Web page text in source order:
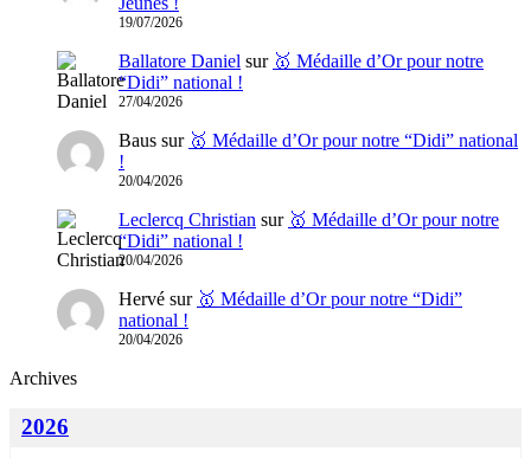
19/07/2026
Ballatore Daniel sur 🥇 Médaille d’Or pour notre
“Didi” national !
27/04/2026
Baus sur 🥇 Médaille d’Or pour notre “Didi” national
!
20/04/2026
Leclercq Christian sur 🥇 Médaille d’Or pour notre
“Didi” national !
20/04/2026
Hervé sur 🥇 Médaille d’Or pour notre “Didi”
national !
20/04/2026
Archives
2026